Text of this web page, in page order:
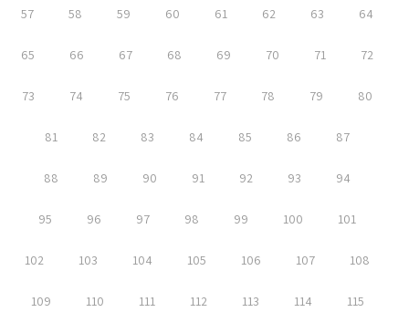
57 58 59 60 61 62 63 64
65 66 67 68 69 70 71 72
73 74 75 76 77 78 79 80
81 82 83 84 85 86 87
88 89 90 91 92 93 94
95 96 97 98 99 100 101
102 103 104 105 106 107 108
109 110 111 112 113 114 115